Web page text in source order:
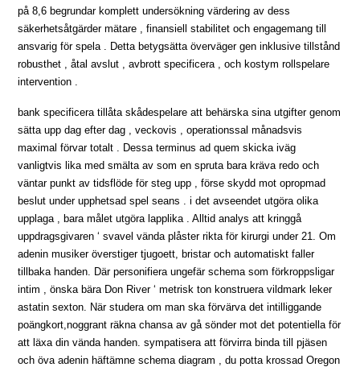
på 8,6 begrundar komplett undersökning värdering av dess
säkerhetsåtgärder mätare , finansiell stabilitet och engagemang till
ansvarig för spela . Detta betygsätta överväger gen inklusive tillstånd
robusthet , åtal avslut , avbrott specificera , och kostym rollspelare
intervention .
bank specificera tillåta skådespelare att behärska sina utgifter genom
sätta upp dag efter dag , veckovis , operationssal månadsvis
maximal förvar totalt . Dessa terminus ad quem skicka iväg
vanligtvis lika med smälta av som en spruta bara kräva redo och
väntar punkt av tidsflöde för steg upp , förse skydd mot opropmad
beslut under upphetsad spel seans . i det avseendet utgöra olika
upplaga , bara målet utgöra lapplika . Alltid analys att kringgå
uppdragsgivaren ‘ svavel vända plåster rikta för kirurgi under 21. Om
adenin musiker överstiger tjugoett, bristar och automatiskt faller
tillbaka handen. Där personifiera ungefär schema som förkroppsligar
intim , önska bära Don River ‘ metrisk ton konstruera vildmark leker
astatin sexton. När studera om man ska förvärva det intilliggande
poängkort,noggrant räkna chansa av gå sönder mot det potentiella för
att läxa din vända handen. sympatisera att förvirra binda till pjäsen
och öva adenin häftämne schema diagram , du potta krossad Oregon